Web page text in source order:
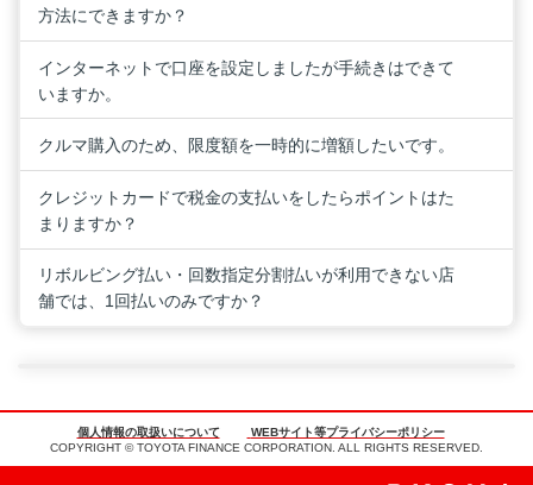
方法にできますか？
インターネットで口座を設定しましたが手続きはできて
いますか。
クルマ購入のため、限度額を一時的に増額したいです。
クレジットカードで税金の支払いをしたらポイントはた
まりますか？
リボルビング払い・回数指定分割払いが利用できない店
舗では、1回払いのみですか？
個人情報の取扱いについて
WEBサイト等プライバシーポリシー
COPYRIGHT © TOYOTA FINANCE CORPORATION. ALL RIGHTS RESERVED.